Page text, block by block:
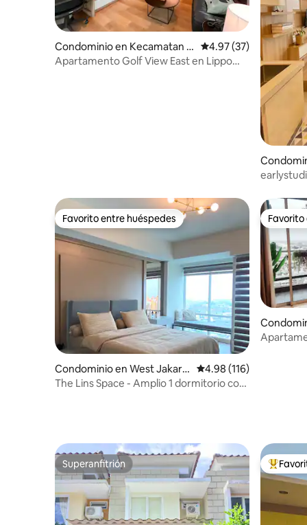
Condominio en Kecamatan K
elapa Dua
Calificación
4.97 (37)
Apartamento Golf View East en Lippo
angerang
Favorito entre huéspedes
Favorito entre huéspedes
Condominio en West Jakart
a
Calificación promedio:
4.98 (116)
The Lins Space - Amplio 1 dormitorio con
Superanfitrión
Superanfitrión De los